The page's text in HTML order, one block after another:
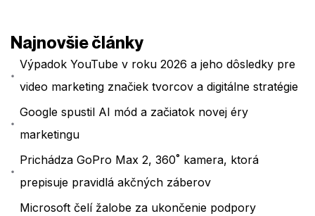
Najnovšie články
Výpadok YouTube v roku 2026 a jeho dôsledky pre
video marketing značiek tvorcov a digitálne stratégie
Google spustil AI mód a začiatok novej éry
marketingu
Prichádza GoPro Max 2, 360˚ kamera, ktorá
prepisuje pravidlá akčných záberov
Microsoft čelí žalobe za ukončenie podpory